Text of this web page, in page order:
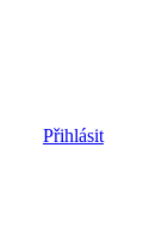
Přihlásit